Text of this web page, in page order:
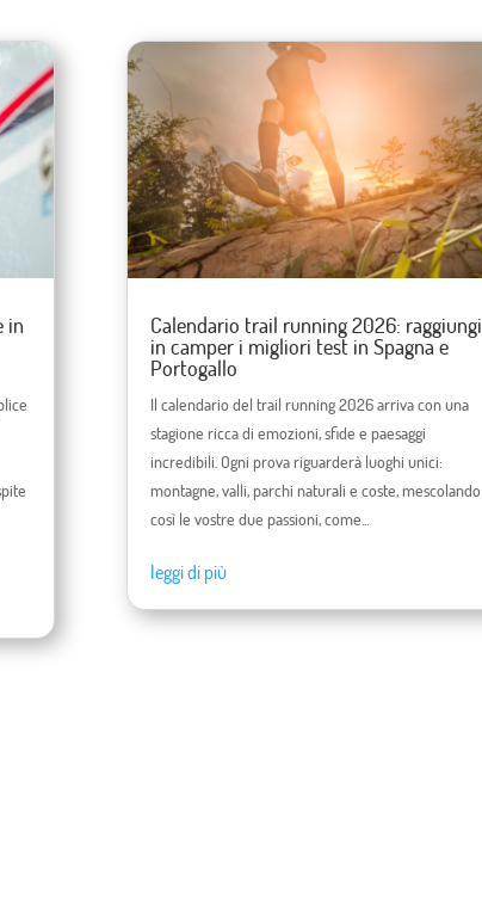
in
Calendario trail running 2026: raggiungi
in camper i migliori test in Spagna e
Portogallo
Il calendario del trail running 2026 arriva con una
stagione ricca di emozioni, sfide e paesaggi
incredibili. Ogni prova riguarderà luoghi unici:
montagne, valli, parchi naturali e coste, mescolando
così le vostre due passioni, come...
leggi di più